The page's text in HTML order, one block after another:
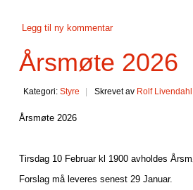
Legg til ny kommentar
Årsmøte 2026
Kategori: Styre Skrevet av Rolf Livendahl
Årsmøte 2026
Tirsdag 10 Februar kl 1900 avholdes
Forslag må leveres senest 29 Januar.